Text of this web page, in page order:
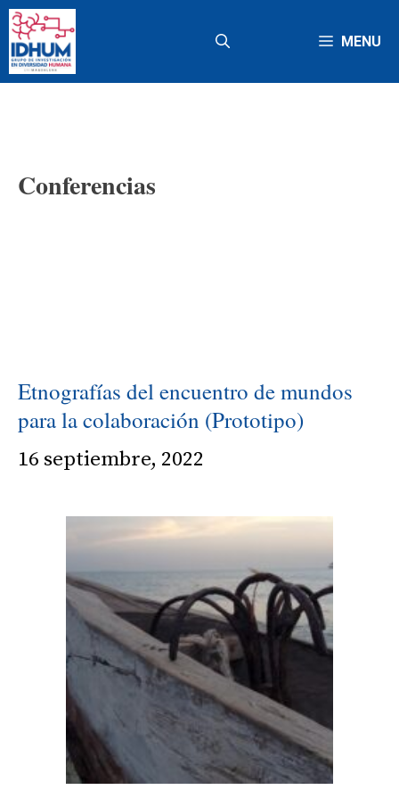
Saltar
al
contenido
MENU
Conferencias
Etnografías del encuentro de mundos
para la colaboración (Prototipo)
16 septiembre, 2022